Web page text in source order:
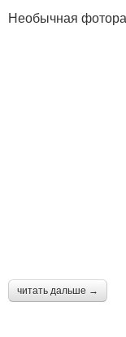
Необычная
читать дальше →